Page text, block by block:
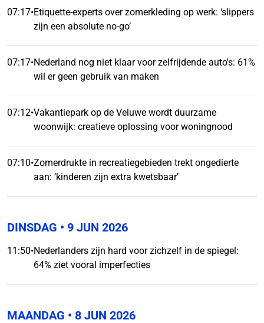
07:17•Etiquette-experts over zomerkleding op werk: ‘slippers
zijn een absolute no-go’
07:17•Nederland nog niet klaar voor zelfrijdende auto's: 61%
wil er geen gebruik van maken
07:12•Vakantiepark op de Veluwe wordt duurzame
woonwijk: creatieve oplossing voor woningnood
07:10•Zomerdrukte in recreatiegebieden trekt ongedierte
aan: ‘kinderen zijn extra kwetsbaar’
DINSDAG • 9 JUN 2026
11:50•Nederlanders zijn hard voor zichzelf in de spiegel:
64% ziet vooral imperfecties
MAANDAG • 8 JUN 2026